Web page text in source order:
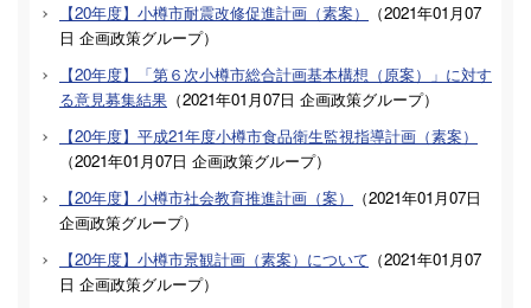
【20年度】小樽市耐震改修促進計画（素案）
（2021年01月07
日 企画政策グループ）
【20年度】「第６次小樽市総合計画基本構想（原案）」に対す
る意見募集結果 （2021年01月07日 企画政策グループ）
【20年度】平成21年度小樽市食品衛生監視指導計画（素案）
（2021年01月07日 企画政策グループ）
【20年度】小樽市社会教育推進計画（案）
（2021年01月07日
企画政策グループ）
【20年度】小樽市景観計画（素案）について （2021年01月07
日 企画政策グループ）